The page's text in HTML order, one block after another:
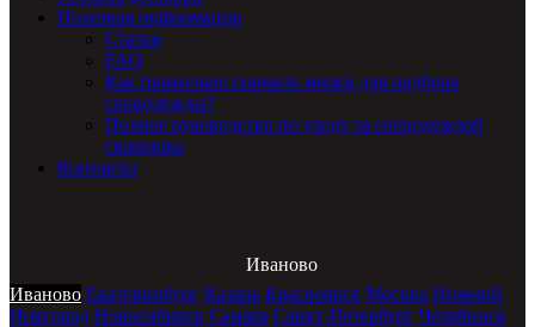
Полезная информация
Статьи
FAQ
Как правильно снимать мерки для подбора
спецодежды?
Полное руководство по уходу за спецодеждой
сварщика
Контакты
Иваново
Иваново Екатеринбург Казань Красноярск Москва Нижний
Новгород Новосибирск Самара Санкт-Петербург Челябинск